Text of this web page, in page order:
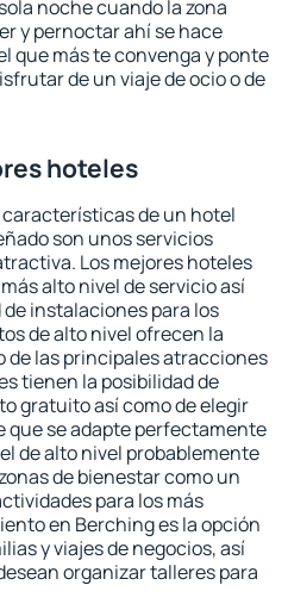
noche cuando la zona
y pernoctar ahí se hace
que más te convenga y ponte
de un viaje de ocio o de
hoteles
de un hotel
son unos servicios
Los mejores hoteles
alto nivel de servicio así
instalaciones para los
de alto nivel ofrecen la
de las principales atracciones
tienen la posibilidad de
gratuito así como de elegir
que se adapte perfectamente
de alto nivel probablemente
de bienestar como un
para los más
en Berching es la opción
y viajes de negocios, así
organizar talleres para